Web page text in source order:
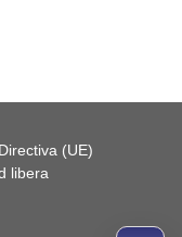
(UE)
libera